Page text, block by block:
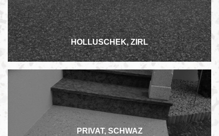
HOLLUSCHEK, ZIRL
PRIVAT, SCHWAZ